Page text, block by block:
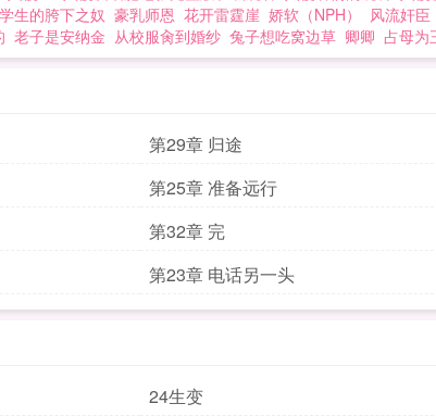
生的胯下之奴 豪乳师恩 花开雷霆崖 娇软（NPH） 风流奸臣
老子是安纳金 从校服肏到婚纱 兔子想吃窝边草 卿卿 占母为
第29章 归途
第25章 准备远行
第32章 完
第23章 电话另一头
24生变